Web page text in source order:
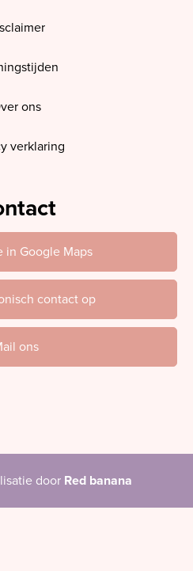
ons
verklaring
in Google Maps
contact op
ons
door Red banana